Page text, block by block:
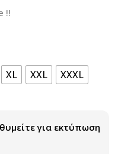
!!
XL XXL XXXL
για εκτύπωση